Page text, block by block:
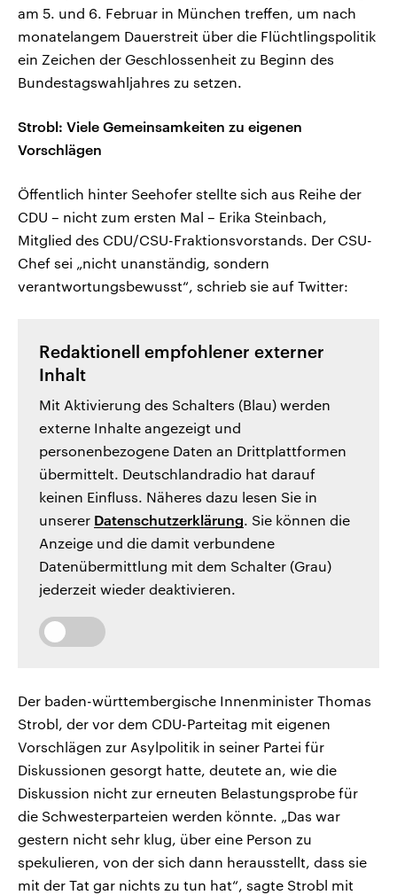
am 5. und 6. Februar in München treffen, um nach
monatelangem Dauerstreit über die Flüchtlingspolitik
ein Zeichen der Geschlossenheit zu Beginn des
Bundestagswahljahres zu setzen.
Strobl: Viele Gemeinsamkeiten zu eigenen
Vorschlägen
Öffentlich hinter Seehofer stellte sich aus Reihe der
CDU – nicht zum ersten Mal – Erika Steinbach,
Mitglied des CDU/CSU-Fraktionsvorstands. Der CSU-
Chef sei „nicht unanständig, sondern
verantwortungsbewusst“, schrieb sie auf Twitter:
Redaktionell empfohlener externer
Inhalt
Mit Aktivierung des Schalters (Blau) werden
externe Inhalte angezeigt und
personenbezogene Daten an Drittplattformen
übermittelt. Deutschlandradio hat darauf
keinen Einfluss. Näheres dazu lesen Sie in
unserer Datenschutzerklärung. Sie können die
Anzeige und die damit verbundene
Datenübermittlung mit dem Schalter (Grau)
jederzeit wieder deaktivieren.
Der baden-württembergische Innenminister Thomas
Strobl, der vor dem CDU-Parteitag mit eigenen
Vorschlägen zur Asylpolitik in seiner Partei für
Diskussionen gesorgt hatte, deutete an, wie die
Diskussion nicht zur erneuten Belastungsprobe für
die Schwesterparteien werden könnte. „Das war
gestern nicht sehr klug, über eine Person zu
spekulieren, von der sich dann herausstellt, dass sie
mit der Tat gar nichts zu tun hat“, sagte Strobl mit